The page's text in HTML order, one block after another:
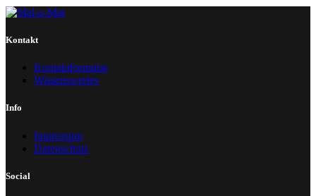
Kontakt
Kontaktformular
Wissenswertes
Info
Impressum
Datenschutz
Social